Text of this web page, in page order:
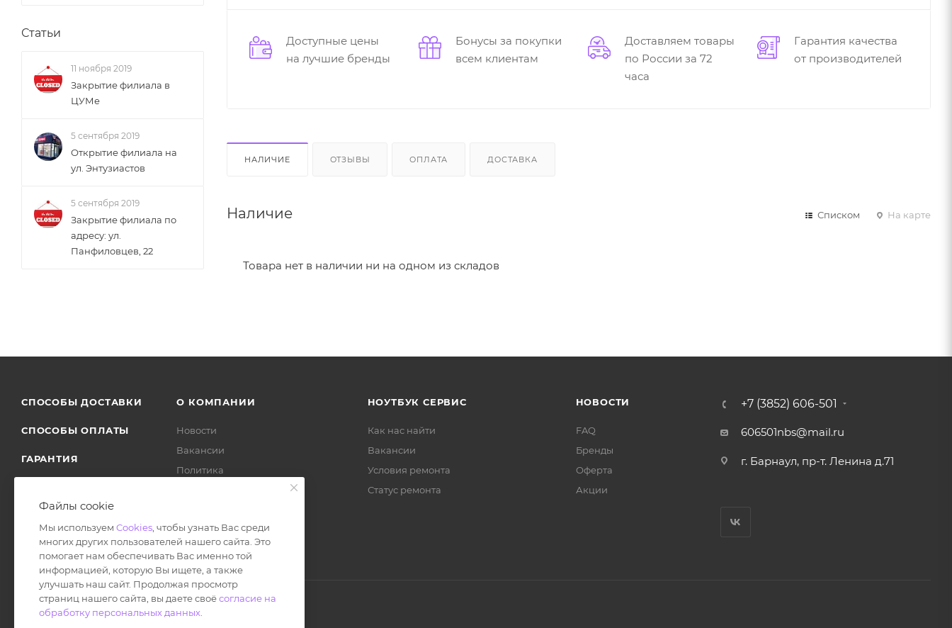
Доступные цены
на лучшие бренды
Бонусы за покупки
всем клиентам
Доставляем товары
по России за 72
часа
Гарантия качества
от производителей
НАЛИЧИЕ ОТЗЫВЫ ОПЛАТА ДОСТАВКА
Наличие Списком На карте
Товара нет в наличии ни на одном из складов
Статьи
11 ноября 2019
Закрытие филиала в
ЦУМе
5 сентября 2019
Открытие филиала на
ул. Энтузиастов
5 сентября 2019
Закрытие филиала по
адресу: ул.
Панфиловцев, 22
СПОСОБЫ ДОСТАВКИ
СПОСОБЫ ОПЛАТЫ
ГАРАНТИЯ
О КОМПАНИИ
Новости
Вакансии
Политика
НОУТБУК СЕРВИС
Как нас найти
Вакансии
Условия ремонта
Статус ремонта
НОВОСТИ
FAQ
Бренды
Оферта
Акции
+7 (3852) 606-501
606501nbs@mail.ru
г. Барнаул, пр-т. Ленина д.71
Файлы cookie
Мы используем Cookies , чтобы узнать Вас среди
многих других пользователей нашего сайта. Это
помогает нам обеспечивать Вас именно той
информацией, которую Вы ищете, а также
улучшать наш сайт. Продолжая просмотр
страниц нашего сайта, вы даете своёсогласие на
обработку персональных данных